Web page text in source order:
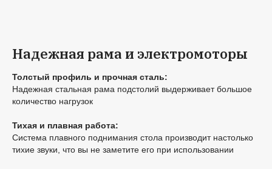
Надежная рама и электромоторы
Толстый профиль и прочная сталь:
Надежная стальная рама подстолий выдерживает большое
количество нагрузок
Тихая и плавная работа:
Система плавного поднимания стола производит настолько
тихие звуки, что вы не заметите его при использовании